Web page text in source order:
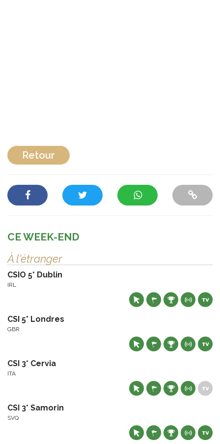
Retour
CE WEEK-END
À l'étranger
CSIO 5* Dublin
IRL
CSI 5* Londres
GBR
CSI 3* Cervia
ITA
CSI 3* Samorin
SVQ